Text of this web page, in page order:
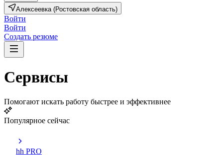
Алексеевка (Ростовская область)
Войти
Войти
Создать резюме
Сервисы
Помогают искать работу быстрее и эффективнее
Популярное сейчас
hh PRO